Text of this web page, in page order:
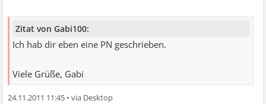
Zitat von Gabi100:
Ich hab dir eben eine PN geschrieben.
Viele Grüße, Gabi
24.11.2011 11:45 •